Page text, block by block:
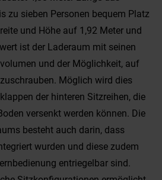
zu sieben Personen bequem Platz
und Höhe auf 1,92 Meter und
ist der Laderaum mit seinen
und der Möglichkeit, auf
Möglich wird dies
der hinteren Sitzreihen, die
versenkt werden können. Die
besteht auch darin, dass
wurden und diese zudem
entriegelbar sind.